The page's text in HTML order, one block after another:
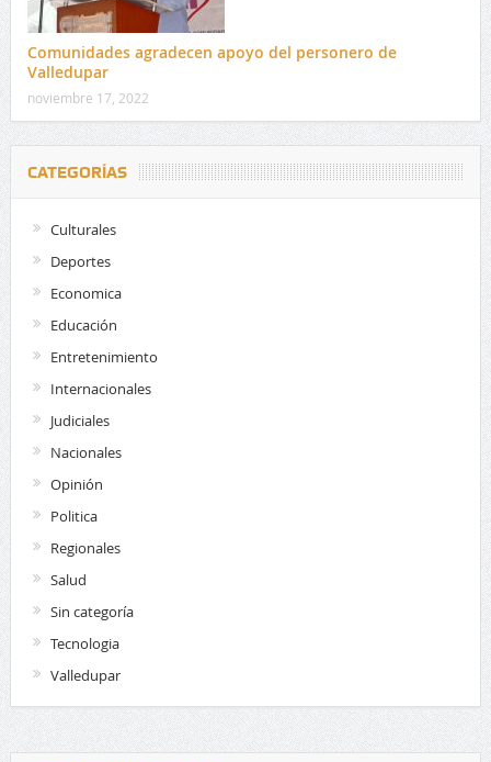
Comunidades agradecen apoyo del personero de
Valledupar
noviembre 17, 2022
CATEGORÍAS
Culturales
Deportes
Economica
Educación
Entretenimiento
Internacionales
Judiciales
Nacionales
Opinión
Politica
Regionales
Salud
Sin categoría
Tecnologia
Valledupar